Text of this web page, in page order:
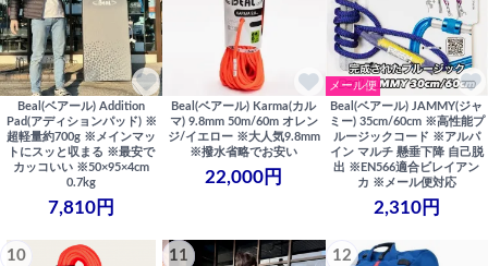
Beal(ベアール) Addition
Pad(アディションパッド) ※
超軽量約700g ※メインマッ
トにスッと収まる ※最安で
カッコいい ※50×95×4cm
0.7kg
7,810円
Beal(ベアール) Karma(カル
マ) 9.8mm 50m/60m オレン
ジ/イエロー ※大人気9.8mm
※撥水省略でお安い
22,000円
メール便
Beal(ベアール) JAMMY(ジャ
ミー) 35cm/60cm ※高性能プ
ルージックコード ※アルパ
イン マルチ 懸垂下降 自己脱
出 ※EN566適合ビレイアン
カ ※メール便対応
2,310円
10 11 12